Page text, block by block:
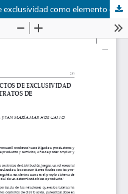
Una aproximación a los pactos de exclusividad como elemento de los contratos de distribución